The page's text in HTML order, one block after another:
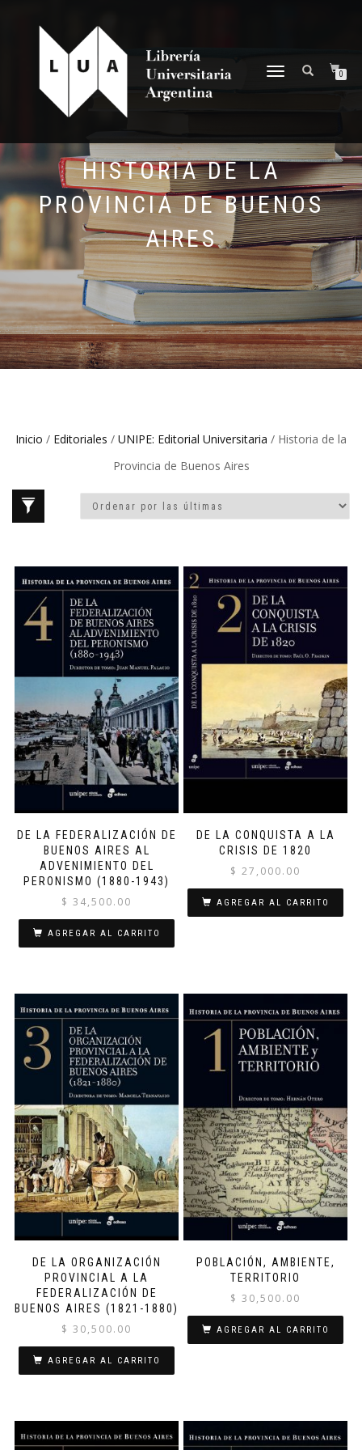
NAVEGACIÓN
0
HISTORIA DE LA
PROVINCIA DE BUENOS
AIRES
Inicio / Editoriales / UNIPE: Editorial Universitaria / Historia de la
Provincia de Buenos Aires
DE LA FEDERALIZACIÓN DE
BUENOS AIRES AL
ADVENIMIENTO DEL
PERONISMO (1880-1943)
$ 34,500.00
AGREGAR AL CARRITO
DE LA CONQUISTA A LA
CRISIS DE 1820
$ 27,000.00
AGREGAR AL CARRITO
DE LA ORGANIZACIÓN
PROVINCIAL A LA
FEDERALIZACIÓN DE
BUENOS AIRES (1821-1880)
$ 30,500.00
AGREGAR AL CARRITO
POBLACIÓN, AMBIENTE,
TERRITORIO
$ 30,500.00
AGREGAR AL CARRITO